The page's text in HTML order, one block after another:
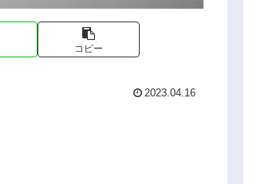
コピー
2023.04.16